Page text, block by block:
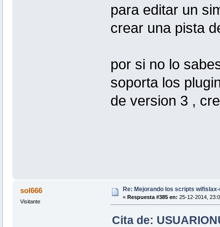
para editar un
crear una pista
por si no lo
soporta los
de version 3 ,
sol666
Visitante
Re: Mejorando los scripts
« Respuesta #385 en: 25-12-2014,
Cita de: